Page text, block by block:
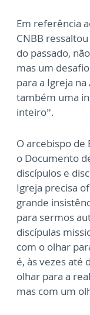
Em referência
CNBB
do passado,
mas um
para a Igreja
também uma
inteiro”.
O arcebispo de
o Documento
discípulos e
Igreja precisa
grande
para sermos
discípulas
com o olhar
é, às vezes até
olhar para a
mas com um